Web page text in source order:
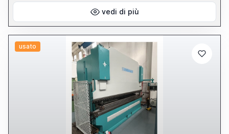
vedi di più
usato